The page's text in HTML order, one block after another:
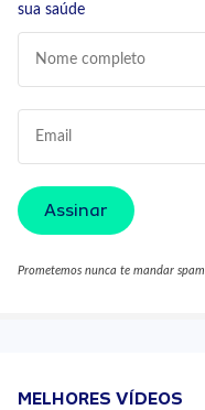
sua saúde
Assinar
Prometemos nunca te mandar spam
MELHORES VÍDEOS